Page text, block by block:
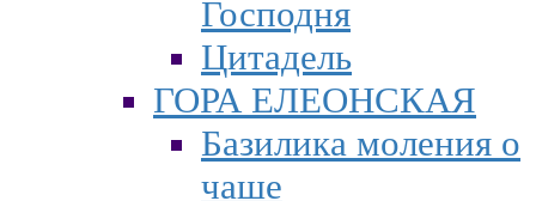
Господня
Цитадель
ГОРА ЕЛЕОНСКАЯ
Базилика моления о
чаше